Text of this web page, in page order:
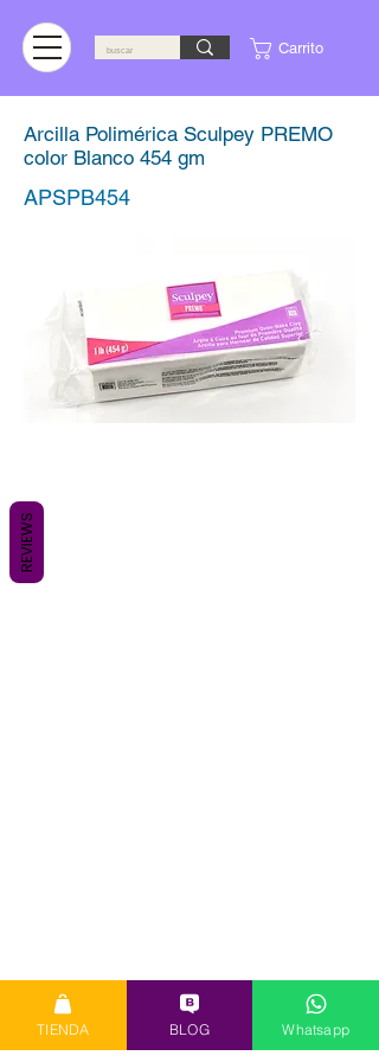
Carrito
Arcilla Polimérica Sculpey PREMO
color Blanco 454 gm
APSPB454
TIENDA BLOG Whatsapp
REVIEWS